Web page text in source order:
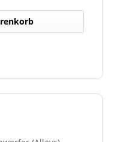
Signaltypen im